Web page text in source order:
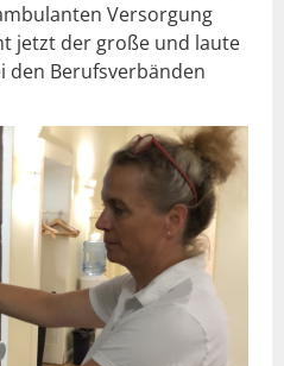
Versorgung
jetzt der große und laute
den Berufsverbänden